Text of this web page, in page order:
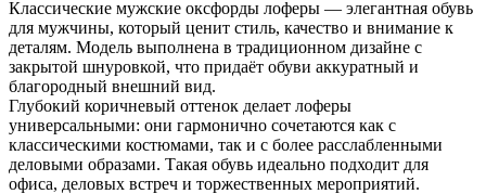
Классические мужские оксфорды лоферы — элегантная обувь
для мужчины, который ценит стиль, качество и внимание к
деталям. Модель выполнена в традиционном дизайне с
закрытой шнуровкой, что придаёт обуви аккуратный и
благородный внешний вид.
Глубокий коричневый оттенок делает лоферы
универсальными: они гармонично сочетаются как с
классическими костюмами, так и с более расслабленными
деловыми образами. Такая обувь идеально подходит для
офиса, деловых встреч и торжественных мероприятий.